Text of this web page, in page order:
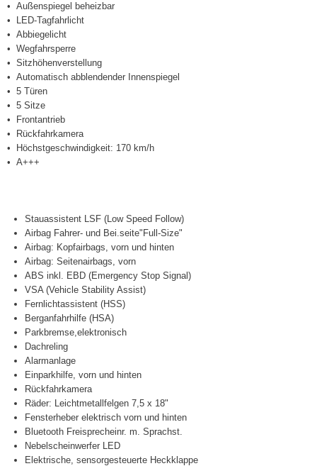
Außenspiegel beheizbar
LED-Tagfahrlicht
Abbiegelicht
Wegfahrsperre
Sitzhöhenverstellung
Automatisch abblendender Innenspiegel
5 Türen
5 Sitze
Frontantrieb
Rückfahrkamera
Höchstgeschwindigkeit: 170 km/h
A+++
Stauassistent LSF (Low Speed Follow)
Airbag Fahrer- und Bei.seite"Full-Size"
Airbag: Kopfairbags, vorn und hinten
Airbag: Seitenairbags, vorn
ABS inkl. EBD (Emergency Stop Signal)
VSA (Vehicle Stability Assist)
Fernlichtassistent (HSS)
Berganfahrhilfe (HSA)
Parkbremse,elektronisch
Dachreling
Alarmanlage
Einparkhilfe, vorn und hinten
Rückfahrkamera
Räder: Leichtmetallfelgen 7,5 x 18"
Fensterheber elektrisch vorn und hinten
Bluetooth Freisprecheinr. m. Sprachst.
Nebelscheinwerfer LED
Elektrische, sensorgesteuerte Heckklappe